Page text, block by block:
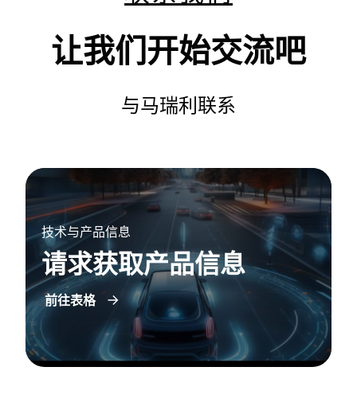
让我们开始交流吧
与马瑞利联系
技术与产品信息
请求获取产品信息
前往表格